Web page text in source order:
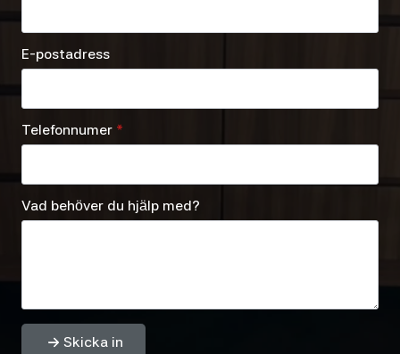
E-postadress
Telefonnumer *
Vad behöver du hjälp med?
Skicka in